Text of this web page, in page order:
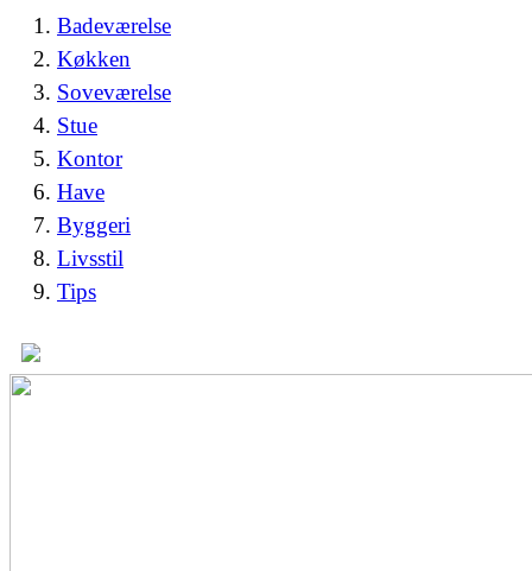
Badeværelse
Køkken
Soveværelse
Stue
Kontor
Have
Byggeri
Livsstil
Tips